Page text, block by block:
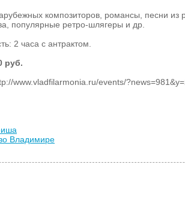
композиторов, романсы, песни из
популярные ретро-шлягеры и др.
2 часа с антрактом.
руб.
www.vladfilarmonia.ru/events/
Владимире